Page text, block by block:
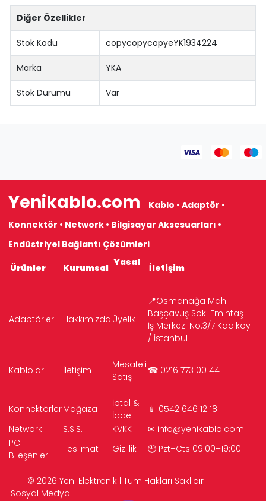
Diğer Özellikler
Stok Kodu copycopycopyeYK1934224
Marka YKA
Stok Durumu Var
Yenikablo.com
Kablo • Adaptör •
Konnektör • Network • Bilgisayar Aksesuarları •
Endüstriyel Bağlantı Çözümleri
Ürünler
Kurumsal Yasal İletişim
Adaptörler Hakkımızda Üyelik
📍Osmanağa Mah.
Başçavuş Sok. Emintaş
İş Merkezi No:3/7 Kadıköy
/ İstanbul
Kablolar İletişim
Mesafeli
Satış
☎ 0216 773 00 44
KonnektörlerMağaza
İptal &
İade
📱 0542 646 12 18
Network
S.S.S. KVKK ✉ info@yenikablo.com
PC
Bileşenleri
Teslimat Gizlilik 🕘 Pzt–Cts 09:00–19:00
© 2026 Yeni Elektronik | Tüm Hakları Saklıdır
Sosyal Medya